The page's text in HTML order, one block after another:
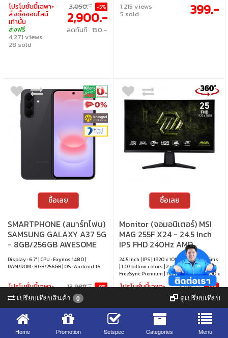
โปรโมชั่นนี้เฉพาะ
สั่งซื้อออนไลน์
เท่านั้น
ส่งฟรี
4,271 views
28 sold
3,050.- -5%
2,900.-
ลดทันที 150.-
Max Acceleration : 20 g | Number of
Buttons : 8 Buttons | Lighting : RGB |
1,215 views
5 sold 399.-
ซื้อเลย
SMARTPHONE (สมาร์ทโฟน)
SAMSUNG GALAXY A37 5G
- 8GB/256GB AWESOME
CHARCOAL
Display : 6.7" | CPU : Exynos 1480 |
RAM/ROM : 8GB/256GB | OS : Android 16
โปรโมชั่นนี้เฉพาะ
สั่งซื้อออนไลน์
เท่านั้น
ส่งฟรี
4,696 views
2 sold
13,999.- -9%
12,790.-
ลดทันที 1,209.-
ซื้อเลย
Monitor (จอมอนิเตอร์) MSI
MAG 255F X24 - 24.5 Inch
IPS FHD 240Hz AMD
FreeSync Premium
24.5 Inch | IPS | 1920 x 1080 | 240Hz | 0.5ms
| 1.07 billion colors | 2 x HDMI / 1 x DP | AMD
FreeSync Premium | Tilt | VESA mount 100 x
โปรโมชั่นนี้เฉพาะ
ส่งฟรี
4,837 views
3,950.- -13%
3,450.-
ลดทันที 500.-
เปรียบเทียบสินค้า 0 ดูเปรียบเทียบ
Home Promotion Setspec Categories Menu